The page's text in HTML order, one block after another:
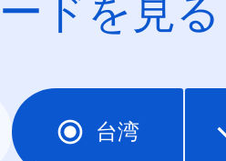
ドを見る
台湾